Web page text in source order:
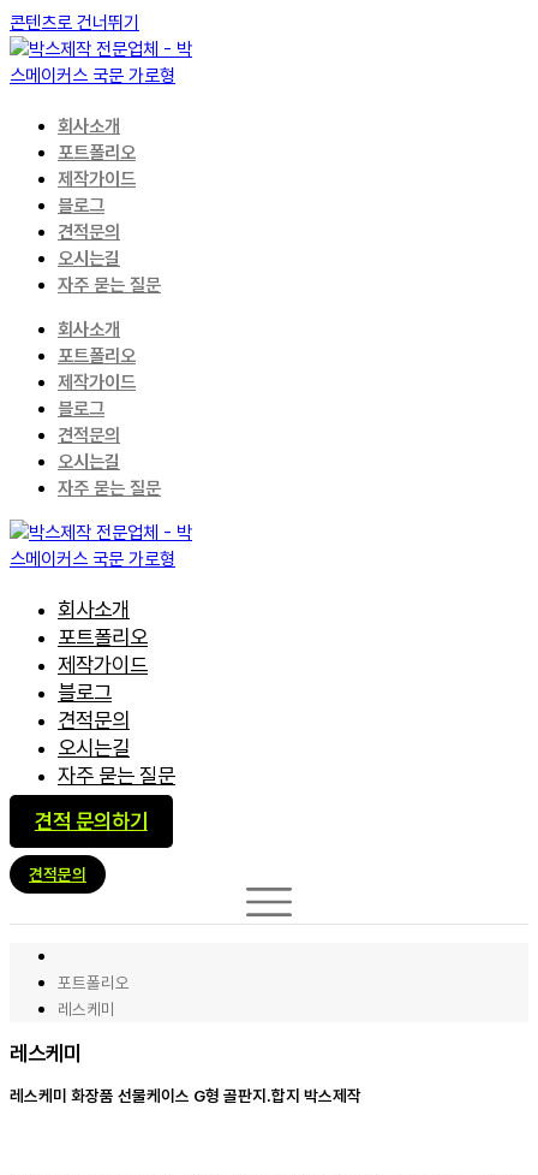
콘텐츠로 건너뛰기
회사소개
포트폴리오
제작가이드
블로그
견적문의
오시는길
자주 묻는 질문
회사소개
포트폴리오
제작가이드
블로그
견적문의
오시는길
자주 묻는 질문
회사소개
포트폴리오
제작가이드
블로그
견적문의
오시는길
자주 묻는 질문
견적 문의하기
견적문의
포트폴리오
레스케미
레스케미
레스케미 화장품 선물케이스 G형 골판지.합지 박스제작